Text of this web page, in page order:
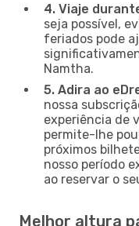
4. Viaje
seja possível,
feriados pode
Namtha.
5. Adira ao
nossa
experiência de
permite-lhe
próximos
nosso período
ao reservar o
Melhor altura